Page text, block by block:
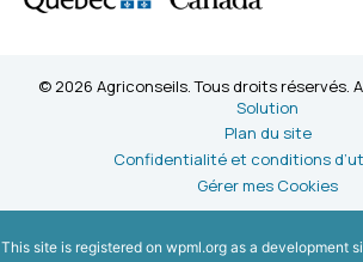
© 2026 Agriconseils. Tous droits réservés.
Solution
Plan du site
Confidentialité et conditions
Gérer mes Cookies
This site is registered on wpml.org as a development